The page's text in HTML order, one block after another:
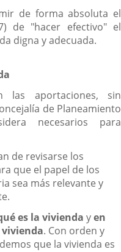
de forma absoluta el
de "hacer efectivo" el
digna y adecuada.
las aportaciones, sin
de Planeamiento
necesarios para
de revisarse los
que el papel de los
sea más relevante y
es la vivienda yen
vivienda. Con orden y
que la vivienda es